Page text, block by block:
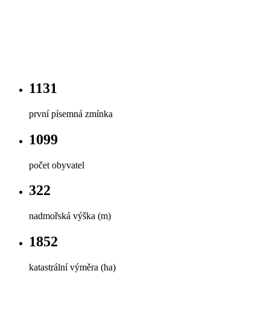
1131
první písemná zmínka
1099
počet obyvatel
322
nadmořská výška (m)
1852
katastrální výměra (ha)